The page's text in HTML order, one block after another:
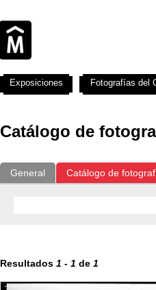
Catálogo de
General Catálogo de
Resultados 1 - 1 de 1
Exposiciones Fotografías del